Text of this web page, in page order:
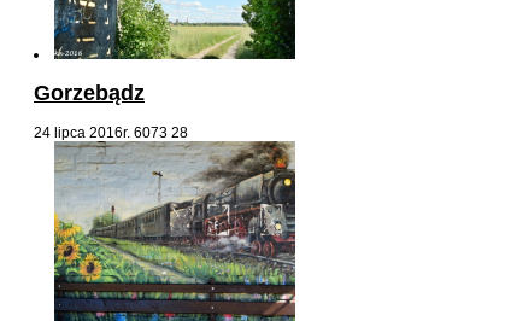
Gorzebądz
24 lipca 2016r. 6073 28